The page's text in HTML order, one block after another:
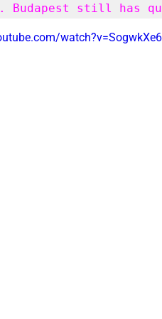
Budapest still has